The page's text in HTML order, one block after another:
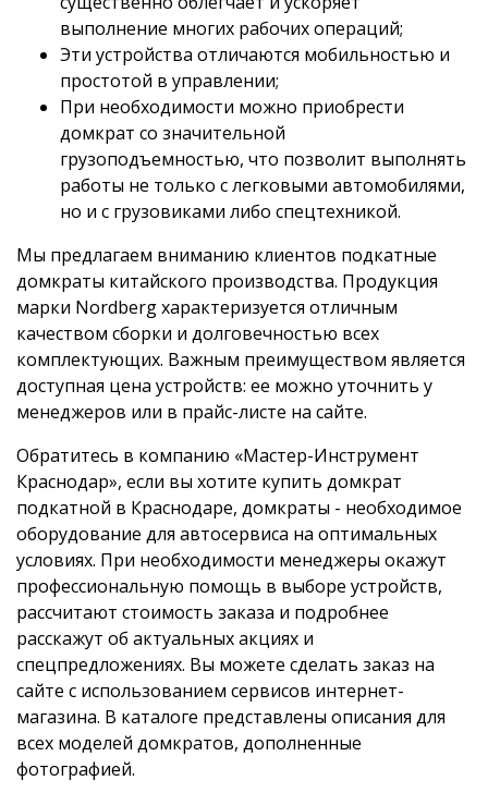
выполнение многих рабочих операций;
Эти устройства отличаются мобильностью и
простотой в управлении;
При необходимости можно приобрести
домкрат со значительной
грузоподъемностью, что позволит выполнять
работы не только с легковыми автомобилями,
но и с грузовиками либо спецтехникой.
Мы предлагаем вниманию клиентов подкатные
домкраты китайского производства. Продукция
марки Nordberg характеризуется отличным
качеством сборки и долговечностью всех
комплектующих. Важным преимуществом является
доступная цена устройств: ее можно уточнить у
менеджеров или в прайс-листе на сайте.
Обратитесь в компанию «Мастер-Инструмент
Краснодар», если вы хотите купить домкрат
подкатной в Краснодаре, домкраты - необходимое
оборудование для автосервиса на оптимальных
условиях. При необходимости менеджеры окажут
профессиональную помощь в выборе устройств,
рассчитают стоимость заказа и подробнее
расскажут об актуальных акциях и
спецпредложениях. Вы можете сделать заказ на
сайте с использованием сервисов интернет-
магазина. В каталоге представлены описания для
всех моделей домкратов, дополненные
фотографией.